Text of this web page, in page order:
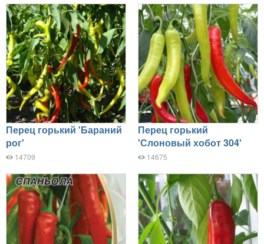
Перец горький 'Бараний
рог'
14709
Перец горький
'Слоновый хобот 304'
14675